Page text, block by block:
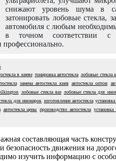
снижают уровень шума в
затонировать лобовые стекла,
автомобиля с любым
в точном соответствии с
профессионально.
в киеве тонировка автостекла лобовые стекла
замена автостекла киев автостекла оптом
лобовые стекла ваз лобовые стекла для
для иномарок изготовление автостекла
автостекла цены производство автостекла установка
составляющая часть
безопасность движения на
изучить информацию с